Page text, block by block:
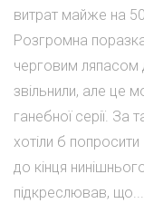
витрат майже на
Розгромна
черговим ляпасом
звільнили, але це
ганебної серії. За
хотіли б
до кінця
підкреслював, що...